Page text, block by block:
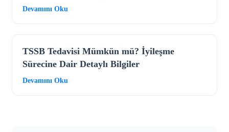
Devamını Oku
TSSB Tedavisi Mümkün mü? İyileşme
Sürecine Dair Detaylı Bilgiler
Devamını Oku